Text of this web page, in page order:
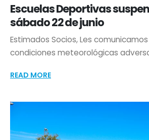
Escuelas Deportivas
sábado 22 de junio
Estimados Socios, Les
condiciones meteorológicas
READ MORE